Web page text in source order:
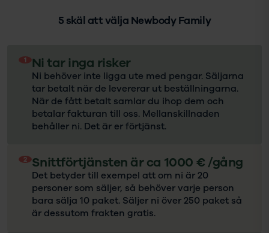
5 skäl att välja Newbody Family
1 Ni tar inga risker
Ni behöver inte ligga ute med pengar. Säljarna
tar betalt när de levererar ut beställningarna.
När de fått betalt samlar du ihop dem och
betalar fakturan till oss. Mellanskillnaden
behåller ni. Det är er förtjänst.
2 Snittförtjänsten är ca 1000 € /gång
Det betyder till exempel att om ni är 20
personer som säljer, så behöver varje person
bara sälja 10 paket. Säljer ni över 250 paket så
är dessutom frakten gratis.